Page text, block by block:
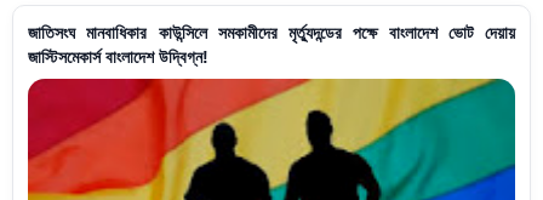
জাতিসংঘ মানবাধিকার কাউন্সিলে সমকামীদের মৃর্ত্যুদন্ডের পক্ষে বাংলাদেশ ভোট দেয়ায়
জাস্টিসমেকার্স বাংলাদেশ উদ্বিগ্ন!